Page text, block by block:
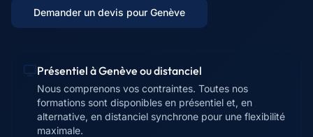
Demander un devis pour Genève
Présentiel àGenève ou distanciel
Nous comprenons vos contraintes. Toutes nos
formations sont disponibles en présentiel et, en
alternative, en distanciel synchrone pour une flexibilité
maximale.